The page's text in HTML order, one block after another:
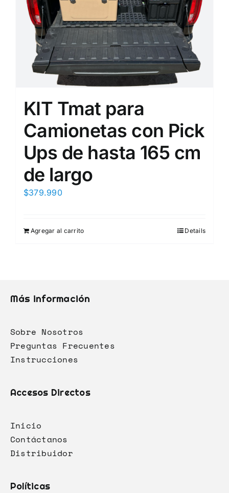
KIT Tmat para
Camionetas con Pick
Ups de hasta 165 cm
de largo
$379.990
Agregar al carrito Details
Más información
Sobre Nosotros
Preguntas Frecuentes
Instrucciones
Accesos Directos
Inicio
Contáctanos
Distribuidor
Políticas